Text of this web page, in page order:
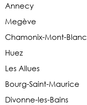
Annecy
Megève
Chamonix-Mont-Blanc
Huez
Les Allues
Bourg-Saint-Maurice
Divonne-les-Bains